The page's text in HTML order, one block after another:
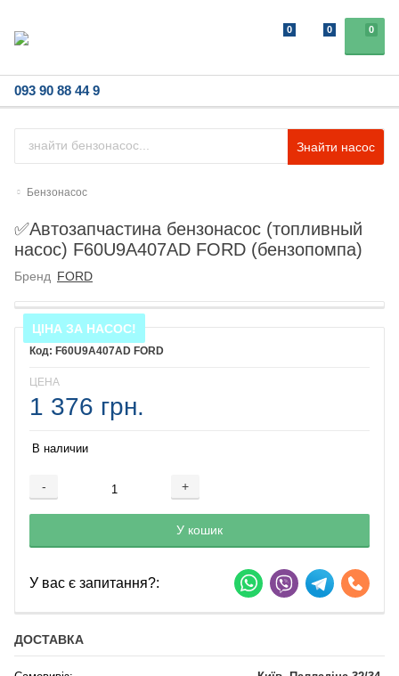
0
0 0
093 90 88 44 9
Знайти насос
Бензонасос
✅Автозапчастина бензонасос (топливный
насос) F60U9A407AD FORD (бензопомпа)
Бренд FORD
ЦІНА ЗА НАСОС!
F60U9A407AD FORD
ЦЕНА
1 376 грн.
В наличии
- +
Добавляется...
У кошик
Добавлен
У вас є запитання?:
ДОСТАВКА